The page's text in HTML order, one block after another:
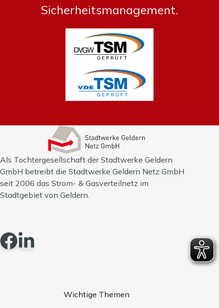
Sicherheitsmanagement.
Als Tochtergesellschaft der Stadtwerke Geldern
GmbH betreibt die Stadtwerke Geldern Netz GmbH
seit 2006 das Strom- & Gasverteilnetz im
Stadtgebiet von Geldern.
Wichtige Themen